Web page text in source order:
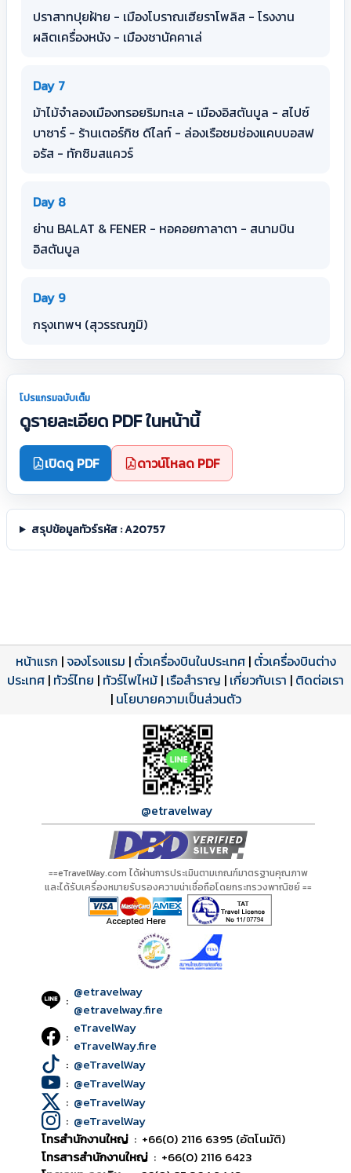
ปราสาทปุยฝ้าย - เมืองโบราณเฮียราโพลิส - โรงงาน
ผลิตเครื่องหนัง - เมืองชานัคคาเล่
Day 7
ม้าไม้จำลองเมืองทรอยริมทะเล - เมืองอิสตันบูล - สไปซ์
บาซาร์ - ร้านเตอร์กิช ดีไลท์ - ล่องเรือชมช่องแคบบอสฟ
อรัส - ทักซิมสแควร์
Day 8
ย่าน BALAT & FENER - หอคอยกาลาตา - สนามบิน
อิสตันบูล
Day 9
กรุงเทพฯ (สุวรรณภูมิ)
โปรแกรมฉบับเต็ม
ดูรายละเอียด PDF ในหน้านี้
เปิดดู PDF ดาวน์โหลด PDF
สรุปข้อมูลทัวร์รหัส : A20757
โปรแกรมทัวร์
ดาวน์โหลด PDF
รีวิวลูกค้าจริง
รีวิวจาก eTravelWay
เปิดหน้าเต็ม
ใบอนุญาตนำเที่ยว
เลขที่ 11/11450
เปิดหน้าเต็ม
หน้าแรก |จองโรงแรม | ตั๋วเครื่องบินในประเทศ| ตั๋วเครื่องบินต่าง
ประเทศ | ทัวร์ไทย | ทัวร์ไฟไหม้ | เรือสำราญ | เกี่ยวกับเรา | ติดต่อเรา
| นโยบายความเป็นส่วนตัว
@etravelway
==eTravelWay.com ได้ผ่านการประเมินตามเกณฑ์มาตรฐานคุณภาพ
และได้รับเครื่องหมายรับรองความน่าเชื่อถือโดยกระทรวงพาณิชย์ ==
: @etravelway
@etravelway.fire
: eTravelWay
eTravelWay.fire
: @eTravelWay
: @eTravelWay
: @eTravelWay
: @eTravelWay
โทรสำนักงานใหญ่ : +66(0) 2116 6395 (อัตโนมัติ)
โทรสารสำนักงานใหญ่ : +66(0) 2116 6423